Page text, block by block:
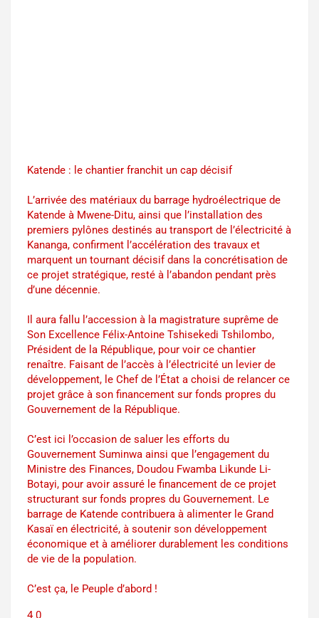
Katende : le chantier franchit un cap décisif
L’arrivée des matériaux du barrage hydroélectrique de
Katende à Mwene-Ditu, ainsi que l’installation des
premiers pylônes destinés au transport de l’électricité à
Kananga, confirment l’accélération des travaux et
marquent un tournant décisif dans la concrétisation de
ce projet stratégique, resté à l’abandon pendant près
d’une décennie.
Il aura fallu l’accession à la magistrature suprême de
Son Excellence Félix-Antoine Tshisekedi Tshilombo,
Président de la République, pour voir ce chantier
renaître. Faisant de l’accès à l’électricité un levier de
développement, le Chef de l’État a choisi de relancer ce
projet grâce à son financement sur fonds propres du
Gouvernement de la République.
C’est ici l’occasion de saluer les efforts du
Gouvernement Suminwa ainsi que l’engagement du
Ministre des Finances, Doudou Fwamba Likunde Li-
Botayi, pour avoir assuré le financement de ce projet
structurant sur fonds propres du Gouvernement. Le
barrage de Katende contribuera à alimenter le Grand
Kasaï en électricité, à soutenir son développement
économique et à améliorer durablement les conditions
de vie de la population.
C’est ça, le Peuple d’abord !
4 0